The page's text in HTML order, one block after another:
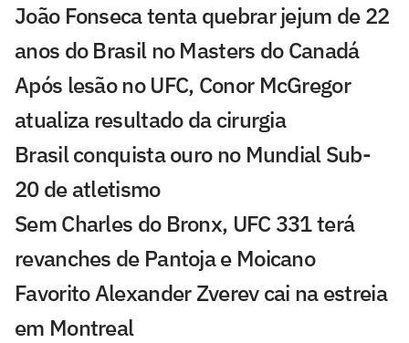
João Fonseca tenta quebrar jejum de 22
anos do Brasil no Masters do Canadá
Após lesão no UFC, Conor McGregor
atualiza resultado da cirurgia
Brasil conquista ouro no Mundial Sub-
20 de atletismo
Sem Charles do Bronx, UFC 331 terá
revanches de Pantoja e Moicano
Favorito Alexander Zverev cai na estreia
em Montreal